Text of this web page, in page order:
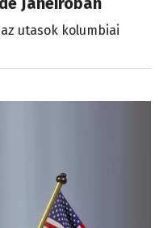
utasok kolumbiai